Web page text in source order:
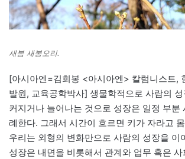
새봄 새봉오리.
[아시아엔=김희봉 <아시아엔> 칼럼니스트,
발원, 교육공학박사] 생물학적으로 사람의
커지거나 늘어나는 것으로 성장은 일정 부분
례한다. 그래서 시간이 흐르면 키가 자라고
우리는 외형의 변화만으로 사람의 성장을 이
성장은 내면을 비롯해서 관계와 업무 혹은